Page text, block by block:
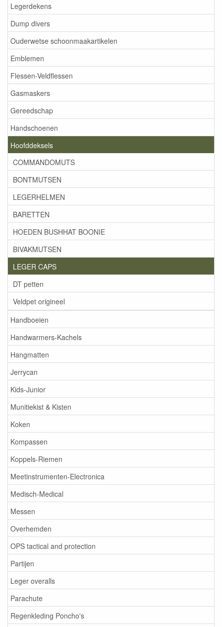
Legerdekens
Dump divers
Ouderwetse schoonmaakartikelen
Emblemen
Flessen-Veldflessen
Gasmaskers
Gereedschap
Handschoenen
Hoofddeksels
COMMANDOMUTS
BONTMUTSEN
LEGERHELMEN
BARETTEN
HOEDEN BUSHHAT BOONIE
BIVAKMUTSEN
LEGER CAPS
DT petten
Veldpet origineel
Handboeien
Handwarmers-Kachels
Hangmatten
Jerrycan
Kids-Junior
Munitiekist & Kisten
Koken
Kompassen
Koppels-Riemen
Meetinstrumenten-Electronica
Medisch-Medical
Messen
Overhemden
OPS tactical and protection
Partijen
Leger overalls
Parachute
Regenkleding Poncho's